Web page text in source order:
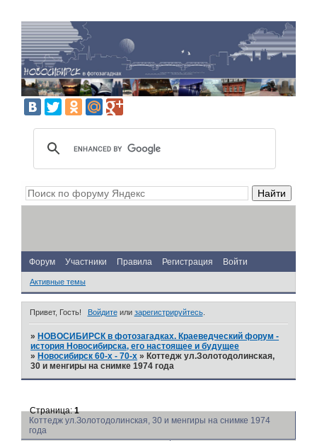
Форум Участники Правила Регистрация Войти
Активные темы
Привет, Гость! Войдитеили зарегистрируйтесь.
» НОВОСИБИРСК в фотозагадках. Краеведческий форум -
история Новосибирска, его настоящее и будущее
» Новосибирск 60-х - 70-х » Коттедж ул.Золотодолинская,
30 и менгиры на снимке 1974 года
Коттедж ул.Золотодолинская, 30 и менгиры на снимке 1974
года
Страница:1